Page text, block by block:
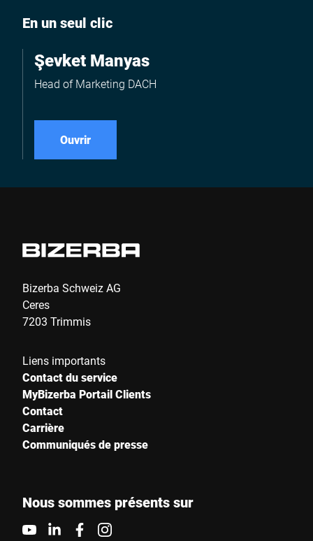
En un seul clic
Şevket Manyas
Head of Marketing DACH
Ouvrir
Bizerba Schweiz AG
Ceres
7203 Trimmis
Liens importants
Contact du service
MyBizerba Portail Clients
Contact
Carrière
Communiqués de presse
Nous sommes présents sur